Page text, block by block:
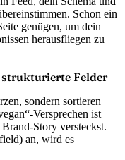
Schon ein
genügen, um dein
herausfliegen zu
Felder
sondern sortieren
Versprechen ist
Story versteckst.
an, wird es